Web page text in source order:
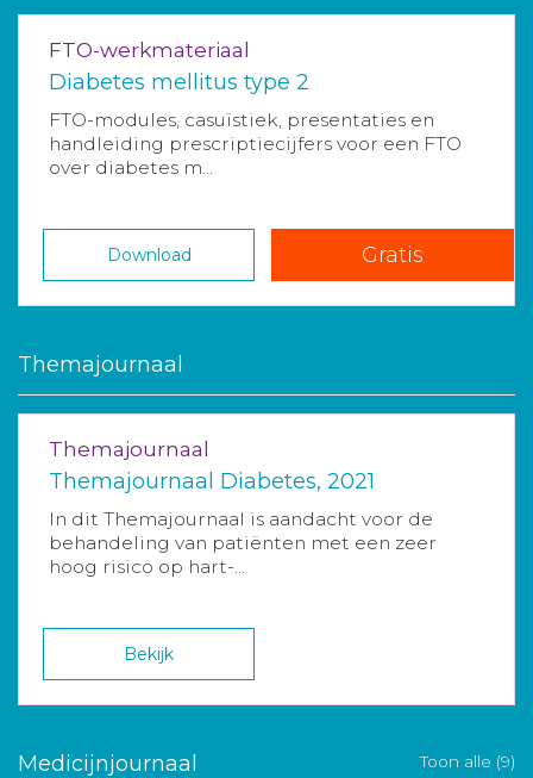
FTO-werkmateriaal
Diabetes mellitus type 2
FTO-modules, casuïstiek, presentaties en
handleiding prescriptiecijfers voor een FTO
over diabetes m...
Download Gratis
Themajournaal
Themajournaal
Themajournaal Diabetes, 2021
In dit Themajournaal is aandacht voor de
behandeling van patiënten met een zeer
hoog risico op hart-...
Bekijk
Medicijnjournaal Toon alle (9)